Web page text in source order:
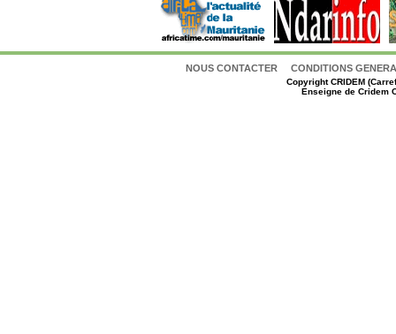
NOUS CONTACTER CONDITIONS
CopyrightCRIDEM
Enseigne de Cridem